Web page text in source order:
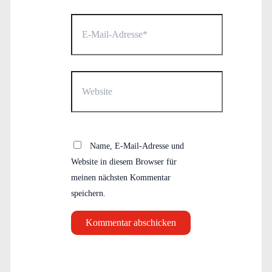
Mail-
Name, E-Mail-Adresse und
Website in diesem Browser für
meinen nächsten Kommentar
speichern.